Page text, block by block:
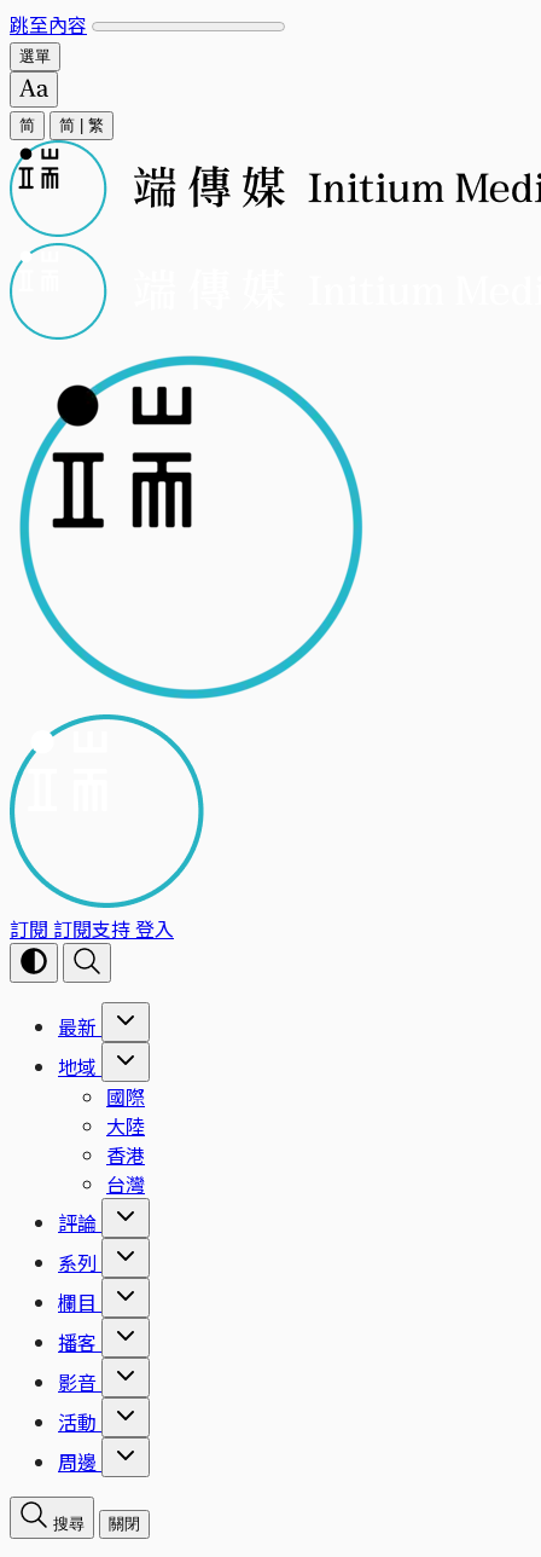
跳至內容
選單
简 简 繁
訂閱 訂閱支持登入
最新
地域
國際
大陸
香港
台灣
評論
系列
欄目
播客
影音
活動
周邊
搜尋 關閉